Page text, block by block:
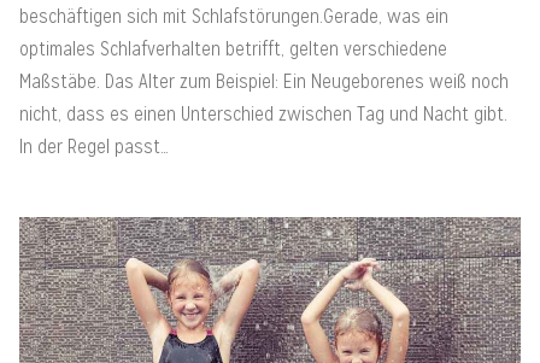
beschäftigen sich mit Schlafstörungen.Gerade, was ein
optimales Schlafverhalten betrifft, gelten verschiedene
Maßstäbe. Das Alter zum Beispiel: Ein Neugeborenes weiß noch
nicht, dass es einen Unterschied zwischen Tag und Nacht gibt.
In der Regel passt…